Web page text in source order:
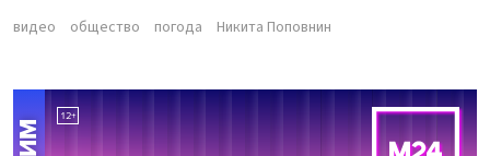
видео общество погода Никита Поповнин